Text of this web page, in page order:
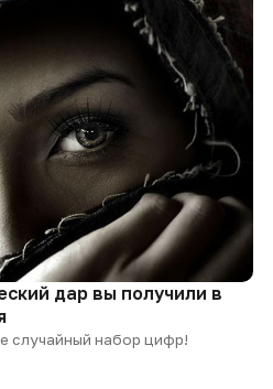
дар вы получили в
случайный набор цифр!